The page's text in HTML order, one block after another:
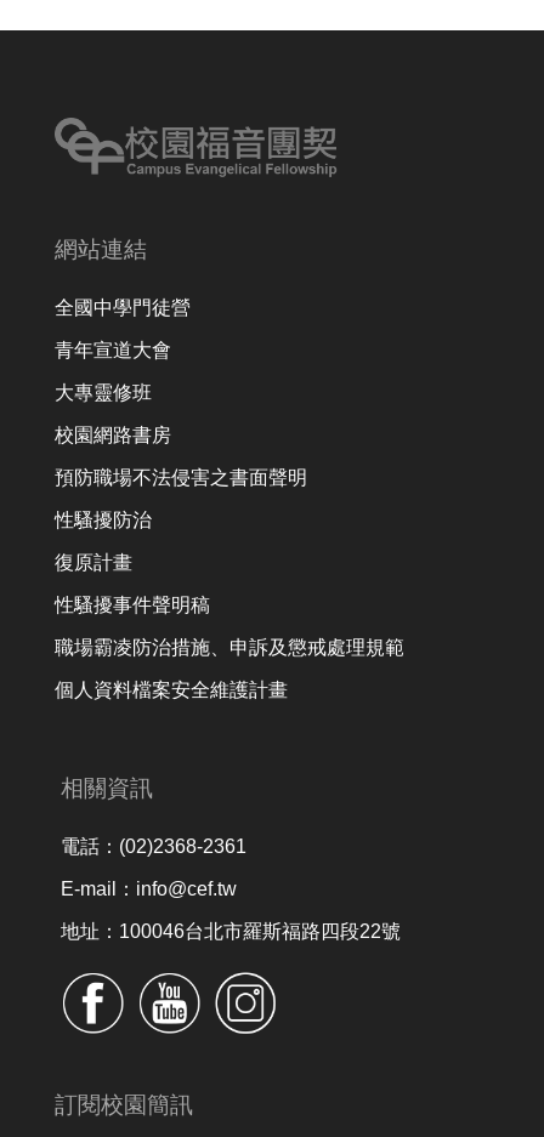
網站連結
全國中學門徒營
青年宣道大會
大專靈修班
校園網路書房
預防職場不法侵害之書面聲明
性騷擾防治
復原計畫
性騷擾事件聲明稿
職場霸凌防治措施、申訴及懲戒處理規範
個人資料檔案安全維護計畫
相關資訊
電話：(02)2368-2361
E-mail：info@cef.tw
地址：100046台北市羅斯福路四段22號
訂閱校園簡訊